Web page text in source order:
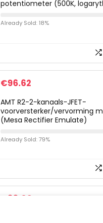
potentiometer (500K,
Already Sold: 18%
€96.62
AMT R2-2-kanaals-JFET-
voorversterker/vervorming
(Mesa Rectifier Emulate)
Already Sold: 79%
38.09